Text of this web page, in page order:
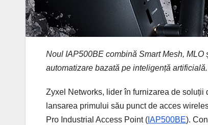
Noul IAP500BE combină Smart Mesh,
automatizare bazată pe inteligență artificială.
Zyxel Networks, lider în furnizarea de
lansarea primului său punct de acces
Pro Industrial Access Point ( IAP500BE).